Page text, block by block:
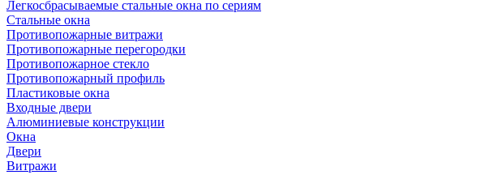
Легкосбрасываемые стальные окна по сериям
Стальные окна
Противопожарные витражи
Противопожарные перегородки
Противопожарное стекло
Противопожарный профиль
Пластиковые окна
Входные двери
Алюминиевые конструкции
Окна
Двери
Витражи